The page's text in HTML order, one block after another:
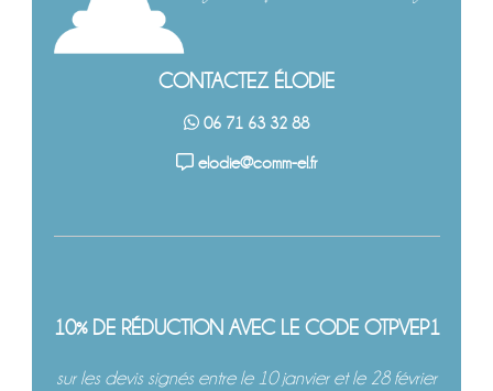
CONTACTEZ ÉLODIE
06 71 63 32 88
elodie@comm-el.fr
10% DE RÉDUCTION AVEC LE CODE OTPVEP1
sur les devis signés entre le 10 janvier et le 28 février